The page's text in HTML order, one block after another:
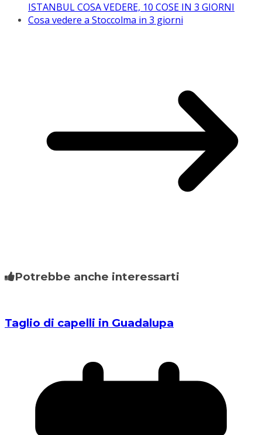
ISTANBUL COSA VEDERE, 10 COSE IN 3 GIORNI
Cosa vedere a Stoccolma in 3 giorni
Potrebbe anche interessarti
Taglio di capelli in Guadalupa